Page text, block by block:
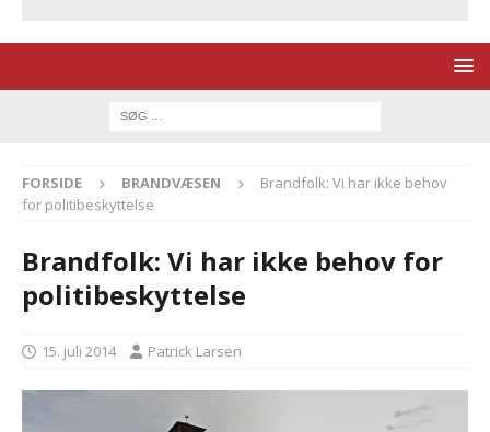
FORSIDE BRANDVÆSEN
Brandfolk: Vi har ikke behov
for politibeskyttelse
Brandfolk: Vi har ikke behov for
politibeskyttelse
15. juli 2014 Patrick Larsen